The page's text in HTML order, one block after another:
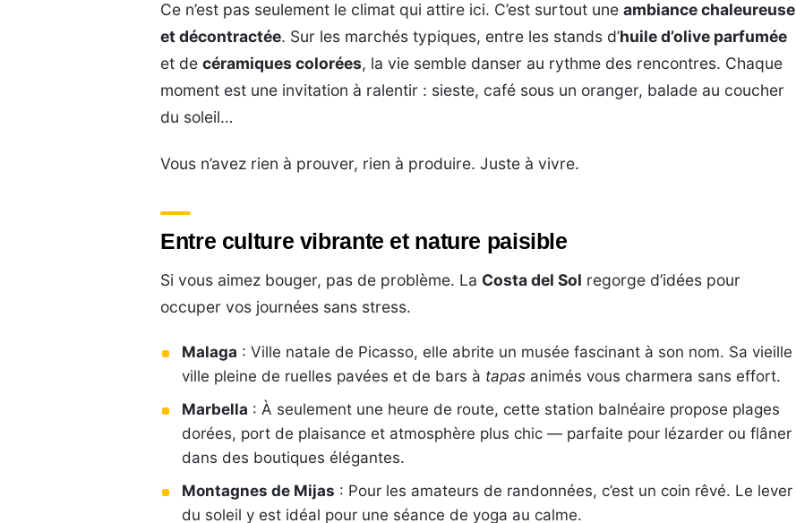
Ce n’est pas seulement le climat qui attire ici. C’est surtout uneambiance chaleureuse
et décontractée. Sur les marchés typiques, entre les stands d’huile d’olive parfumée
et decéramiques colorées, la vie semble danser au rythme des rencontres. Chaque
moment est une invitation à ralentir : sieste, café sous un oranger, balade au coucher
du soleil…
Vous n’avez rien à prouver, rien à produire. Juste à vivre.
Entre culture vibrante et nature paisible
Si vous aimez bouger, pas de problème. La Costa del Sol regorge d’idées pour
occuper vos journées sans stress.
Malaga : Ville natale de Picasso, elle abrite un musée fascinant à son nom. Sa vieille
ville pleine de ruelles pavées et de bars à tapas animés vous charmera sans effort.
Marbella : À seulement une heure de route, cette station balnéaire propose plages
dorées, port de plaisance et atmosphère plus chic — parfaite pour lézarder ou flâner
dans des boutiques élégantes.
Montagnes de Mijas : Pour les amateurs de randonnées, c’est un coin rêvé. Le lever
du soleil y est idéal pour une séance de yoga au calme.